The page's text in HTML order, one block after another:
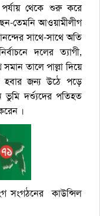
থেকে শুরু করে
তেমনি আওয়ামীলীগ
সাথে-সাথে অতি
দলের ত্যাগী,
তালে পাল্লা দিয়ে
হবার জন্য উঠে পড়ে
ভুমি দর্শ্যুদের পতিহত
।
সংগঠনের কাউন্সিল